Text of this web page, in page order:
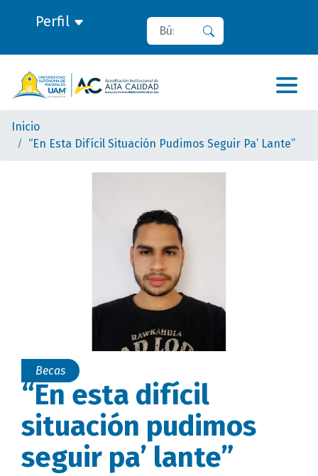
Perfil Buscar
Inicio
“En Esta Difícil Situación Pudimos Seguir Pa’ Lante”
Becas
“En esta difícil
situación pudimos
seguir pa’ lante”